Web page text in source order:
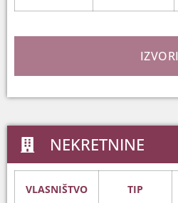
IZVORI
NEKRETNINE
VLASNIŠTVO TIP